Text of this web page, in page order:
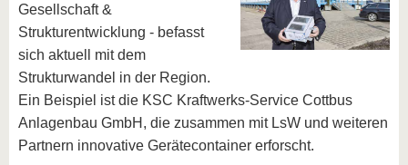
Gesellschaft &
Strukturentwicklung - befasst
sich aktuell mit dem
Strukturwandel in der Region.
Ein Beispiel ist die KSC Kraftwerks-Service Cottbus
Anlagenbau GmbH, die zusammen mit LsW und weiteren
Partnern innovative Gerätecontainer erforscht.